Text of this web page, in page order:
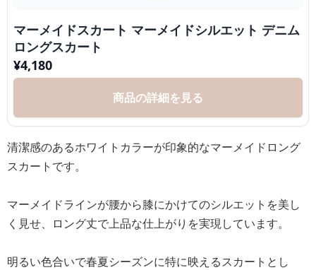
マーメイドスカート マーメイドシルエット デニム
ロングスカート
¥4,180
商品の詳細を見る
清潔感のあるホワイトカラーが印象的なマーメイドロング
スカートです。
マーメイドラインが腰から膝にかけてのシルエットを美し
く見せ、ロング丈で上品な仕上がりを実現しています。
明るい色合いで春夏シーズンに特に映えるスカートとし